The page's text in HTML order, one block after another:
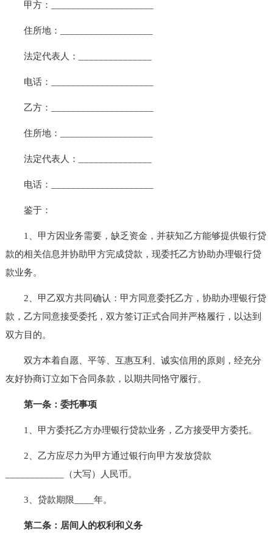
甲方：_____________________
住所地：___________________
法定代表人：_______________
电话：_____________________
乙方：_____________________
住所地：___________________
法定代表人：_______________
电话：_____________________
鉴于：
1、甲方因业务需要，缺乏资金，并获知乙方能够提供银行贷
款的相关信息并协助甲方完成贷款，现委托乙方协助办理银行贷
款业务。
2、甲乙双方共同确认：甲方同意委托乙方，协助办理银行贷
款，乙方同意接受委托，双方签订正式合同并严格履行，以达到
双方目的。
双方本着自愿、平等、互惠互利、诚实信用的原则，经充分
友好协商订立如下合同条款，以期共同恪守履行。
第一条：委托事项
1、甲方委托乙方办理银行贷款业务，乙方接受甲方委托。
2、乙方应尽力为甲方通过银行向甲方发放贷款
____________（大写）人民币。
3、贷款期限____年。
第二条：居间人的权利和义务